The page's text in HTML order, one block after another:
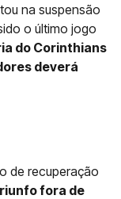
na suspensão
o último jogo
do Corinthians
deverá
de recuperação
fora de